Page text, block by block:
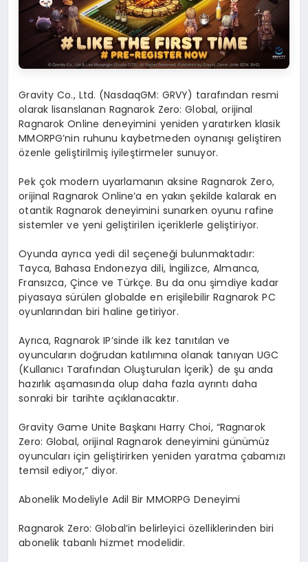
Gravity Co., Ltd. (NasdaqGM: GRVY) tarafından resmi
olarak lisanslanan Ragnarok Zero: Global, orijinal
Ragnarok Online deneyimini yeniden yaratırken klasik
MMORPG’nin ruhunu kaybetmeden oynanışı geliştiren
özenle geliştirilmiş iyileştirmeler sunuyor.
Pek çok modern uyarlamanın aksineRagnarok Zero,
orijinal Ragnarok Online’a en yakın şekilde kalarak en
otantik Ragnarok deneyimini sunarken oyunu rafine
sistemler ve yeni geliştirilen içeriklerle geliştiriyor.
Oyunda ayrıca yedi dil seçeneği bulunmaktadır:
Tayca, Bahasa Endonezya dili, İngilizce, Almanca,
Fransızca, Çince ve Türkçe. Bu da onu şimdiye kadar
piyasaya sürülen globalde en erişilebilir Ragnarok PC
oyunlarından biri haline getiriyor.
Ayrıca, Ragnarok IP’sinde ilk kez tanıtılan ve
oyuncuların doğrudan katılımına olanak tanıyan UGC
(Kullanıcı Tarafından Oluşturulan İçerik) de şu anda
hazırlık aşamasında olup daha fazla ayrıntı daha
sonraki bir tarihte açıklanacaktır.
Gravity Game Unite Başkanı Harry Choi, “Ragnarok
Zero: Global, orijinal Ragnarok deneyimini günümüz
oyuncuları için geliştirirken yeniden yaratma çabamızı
temsil ediyor,” diyor.
Abonelik Modeliyle Adil Bir MMORPG Deneyimi
Ragnarok Zero: Global’in belirleyici özelliklerinden biri
abonelik tabanlı hizmet modelidir.